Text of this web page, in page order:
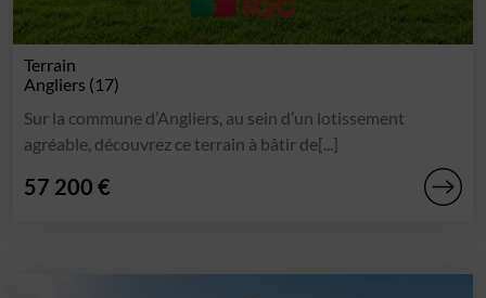
Terrain
Angliers (17)
Sur la commune d’Angliers, au sein d’un lotissement
agréable, découvrez ce terrain à bâtir de[...]
57 200 €